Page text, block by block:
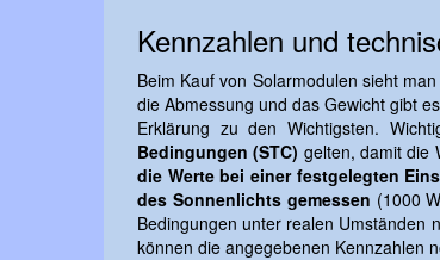
Kennzahlen und
Beim Kauf von Solarmodulen sieht
die Abmessung und das Gewicht gibt
Erklärung zu den Wichtigsten.
Bedingungen (STC) gelten, damit die
die Werte bei einer festgelegten
des Sonnenlichts gemessen (1000
Bedingungen unter realen Umständen
können die angegebenen Kennzahlen